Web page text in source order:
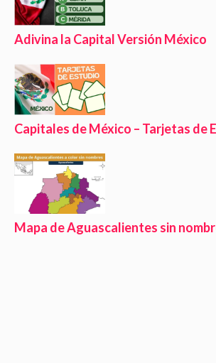
Adivina la Capital Versión México
Capitales de México – Tarjetas de
Mapa de Aguascalientes sin